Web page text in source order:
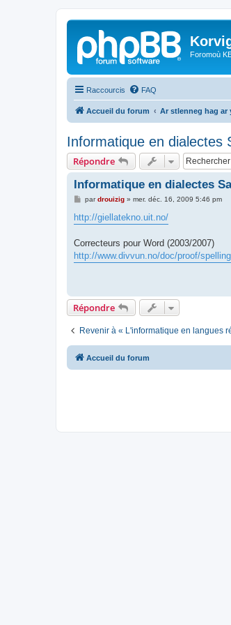
Foromoù
Raccourcis FAQ
Accueil du forum Ar stlenneg hag ar
Informatique en dialectes
Répondre
Informatique en dialectes
M
s
s
g
e
pardrouizig» mer. déc. 16, 2009 5:46 pm
http://giellatekno.uit.no/
Correcteurs pour Word (2003/2007)
http://www.divvun.no/doc/proof/
Répondre
Revenir à « L'informatique en langues
Accueil du forum